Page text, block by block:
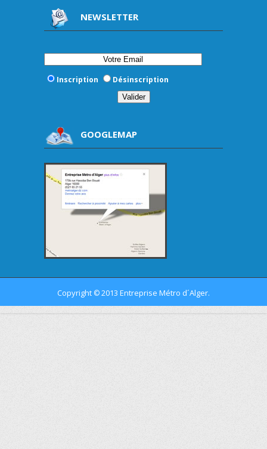
NEWSLETTER
Inscription Désinscription
GOOGLEMAP
Copyright ©2013 Entreprise Métro d´Alger.